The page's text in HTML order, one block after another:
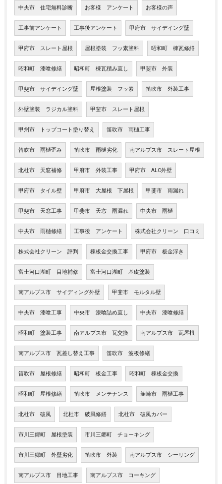
中央市 住宅無料診断 お客様 アンケート お客様の声
工事前アンケート 工事後アンケート 甲府市 サイデイング壁
甲府市 スレート屋根 屋根塗装 フッ素塗料 昭和町 棟瓦修繕
昭和町 漆喰修繕 昭和町 棟瓦積み直し 甲斐市 外装
甲斐市 サイデイング壁 屋根塗装 フッ素 笛吹市 外装工事
外壁塗装 ラジカル塗料 甲斐市 スレート屋根
甲州市 トップコート塗り替え 笛吹市 雨樋工事
笛吹市 雨樋歪み 笛吹市 雨樋劣化 南アルプス市 スレート屋根
北杜市 天窓補修 甲府市 外装工事 甲府市 ALC外壁
甲府市 タイル壁 甲府市 大屋根 下屋根 甲斐市 雨漏れ
甲斐市 天窓工事 甲斐市 天窓 雨漏れ 中央市 雨樋
中央市 雨樋修繕 工事後 アンケート 株式会社クリーン 口コミ
株式会社クリーン 評判 棟板金交換工事 甲府市 板金浮き
富士河口湖町 目地補修 富士河口湖町 基礎塗装
南アルプス市 サイディング外壁 甲斐市 モルタル壁
中央市 漆喰工事 中央市 漆喰詰め直し 中央市 漆喰修繕
昭和町 塗装工事 南アルプス市 瓦交換 南アルプス市 瓦屋根
南アルプス市 瓦差し替え工事 笛吹市 波板修繕
笛吹市 屋根修繕 昭和町 板金工事 昭和町 棟板金交換
昭和町 屋根修繕 笛吹市 メンテナンス 韮崎市 雨樋工事
北杜市 破風 北杜市 破風修繕 北杜市 破風カバー
市川三郷町 屋根塗装 市川三郷町 チョーキング
市川三郷町 外壁劣化 笛吹市 外装 南アルプス市 シーリング
南アルプス市 目地工事 南アルプス市 コーキング